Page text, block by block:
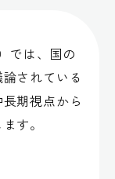
では、国の
されている
期視点から
す。